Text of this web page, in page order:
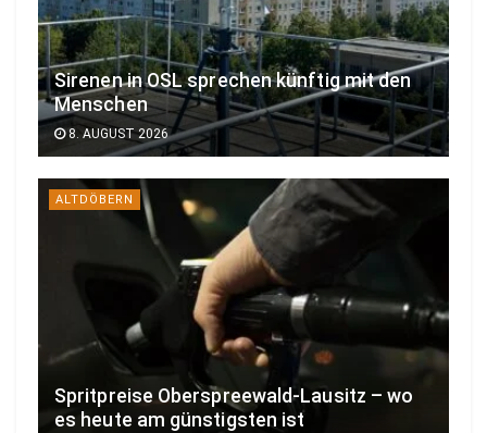
Sirenen in OSL sprechen künftig mit den
Menschen
8. AUGUST 2026
ALTDÖBERN
Spritpreise Oberspreewald-Lausitz – wo
es heute am günstigsten ist